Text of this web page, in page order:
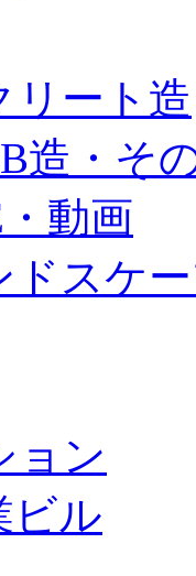
リート造
造・そ
動画
ドスケ
ョン
ビル